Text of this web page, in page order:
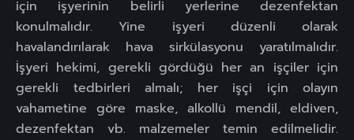
için işyerinin belirli yerlerine dezenfektan
konulmalıdır. Yine işyeri düzenli olarak
havalandırılarak hava sirkülasyonu yaratılmalıdır.
İşyeri hekimi, gerekli gördüğü her an işçiler için
gerekli tedbirleri almalı; her işçi için olayın
vahametine göre maske, alkollü mendil, eldiven,
dezenfektan vb. malzemeler temin edilmelidir.